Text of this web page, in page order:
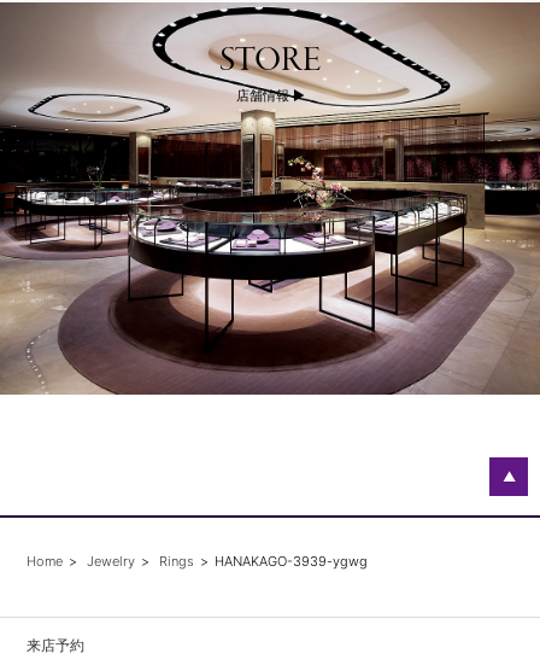
STORE
店舗情報 ▶
▲
Home Jewelry Rings HANAKAGO-3939-ygwg
来店予約